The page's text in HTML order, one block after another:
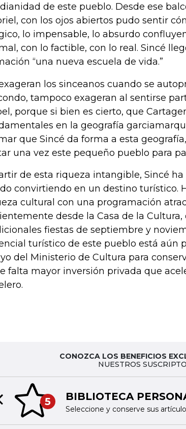
de este pueblo. Desde ese
con los ojos abiertos pudo sentir
lo impensable, lo absurdo
con lo factible, con lo real. Sincé
“una nueva escuela de vida.”
los sinceanos cuando se
tampoco exageran al sentirse
porque si bien es cierto, que
en la geografía
que Sincé da forma a esta
una vez este pequeño pueblo para
de esta riqueza intangible, Sincé
convirtiendo en un destino turístico.
cultural con una programación
desde la Casa de la Cultura,
fiestas de septiembre y
turístico de este pueblo está aún
del Ministerio de Cultura para
falta mayor inversión privada que
CONOZCA LOS BENEFICIOS
NUESTROS
5 BIBLIOTECA
Seleccione y conserve sus
slide